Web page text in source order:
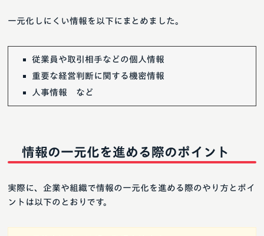
一元化しにくい情報を以下にまとめました。
従業員や取引相手などの個人情報
重要な経営判断に関する機密情報
人事情報 など
情報の一元化を進める際のポイント
実際に、企業や組織で情報の一元化を進める際のやり方とポイ
ントは以下のとおりです。